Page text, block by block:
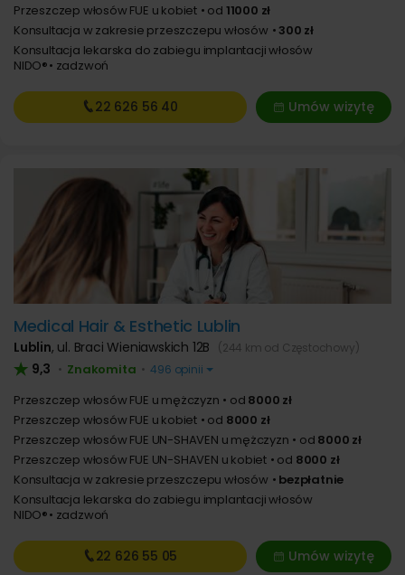
Przeszczep włosów FUE u kobiet
od 11000 zł
Konsultacja w zakresie przeszczepu włosów
300 zł
Konsultacja lekarska do zabiegu implantacji włosów
NIDO® zadzwoń
Umów wizytę
22 626 56 40
Medical Hair & Esthetic Lublin
Lublin, ul. Braci Wieniawskich 12B (244 km od Częstochowy)
9,3 • Znakomita • 496 opinii
Przeszczep włosów FUE u mężczyzn od 8000 zł
Przeszczep włosów FUE u kobiet
od 8000 zł
Przeszczep włosów FUE UN-SHAVEN u mężczyzn
od 8000 zł
Przeszczep włosów FUE UN-SHAVEN u kobiet
od 8000 zł
Konsultacja w zakresie przeszczepu włosów
bezpłatnie
Konsultacja lekarska do zabiegu implantacji włosów
NIDO® zadzwoń
Umów wizytę
22 626 55 05